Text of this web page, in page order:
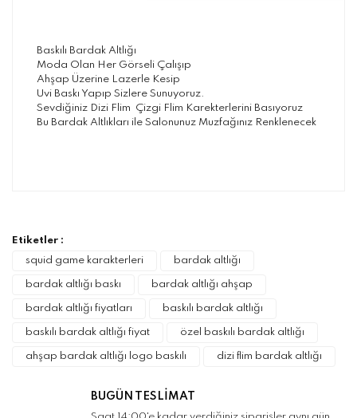
Baskılı Bardak Altlığı
Moda Olan Her Görseli Çalışıp
Ahşap Üzerine Lazerle Kesip
Uvi Baskı Yapıp Sizlere Sunuyoruz.
Sevdiğiniz Dizi Flim Çizgi Flim Karekterlerini Basıyoruz
Bu Bardak Altlıkları ile Salonunuz Muzfağınız Renklenecek
Görüş ve önerileriniz için teşekkür ederiz.
Ürün resmi kalitesiz, bozuk veya
görüntülenemiyor.
Ürün açıklamasında eksik bilgiler bulunuyor.
Ürün bilgilerinde hatalar bulunuyor.
Ürün fiyatı diğer sitelerden daha pahalı.
Etiketler :
squid game karakterleri
bardak altlığı
bardak altlığı baskı bardak altlığı ahşap
bardak altlığı fiyatları baskılı bardak altlığı
baskılı bardak altlığı fiyat özel baskılı bardak altlığı
ahşap bardak altlığı logo baskılı dizi flim bardak altlığı
BUGÜN TESLİMAT